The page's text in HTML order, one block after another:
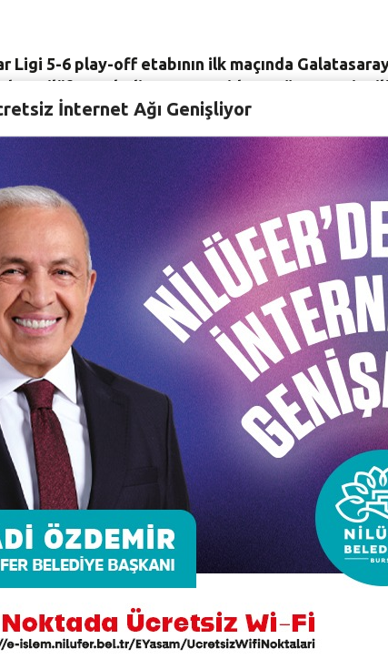
5-6 play-off etabının ilk maçında
Nilüfer Belediyespor, seride 1-0 öne geçti.
elde edecek.
Nilüfer Belediyespor, Avrupa Kupası’na
serinin ilk maçını kendi evinde
Başkanı Tamer İşler ile yönetimi de izledi.
Alınan moladan sonra Galatasaray her ne
Hücumda hata yapmayan mavi yeşil beyazlı
9-0’lık seri yakalayan Nilüfer Belediyespor, bu
yaşandı. Üçüncü sette rakibi karşısında 16-10
bir direnç gösteren Nilüfer Belediyespor, başarılı
Mavi yeşil beyazlı ekip, maçın son
durumu 2-1 taşıdı.
üzerinden kısa sürede atan Nilüfer’in
tutan Nilüfer Belediyespor, dördüncü seti
en skorer ismi olurken, Atkinson 13, Ecenur 6’sı
19.00’da İstanbul Burhan Felek Spor Salonu’nda
elde edecek.
1-1’lik eşitlik olması halinde, lig beşincisini 13
İnternet Ağı Genişliyor